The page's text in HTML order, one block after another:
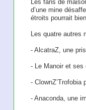
Les fans de
d’une mine
étroits pourrait
Les quatre autres
- AlcatraZ, une
- Le Manoir et ses
- ClownZ’Trofobia
- Anaconda, une